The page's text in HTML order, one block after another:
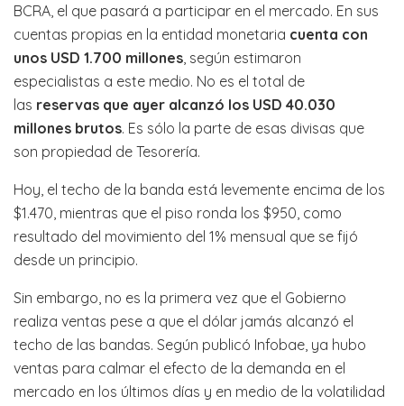
BCRA, el que pasará a participar en el mercado. En sus
cuentas propias en la entidad monetaria cuenta con
unos USD 1.700 millones , según estimaron
especialistas a este medio. No es el total de
las reservas que ayer alcanzó los USD 40.030
millones brutos. Es sólo la parte de esas divisas que
son propiedad de Tesorería.
Hoy, el techo de la banda está levemente encima de los
$1.470, mientras que el piso ronda los $950, como
resultado del movimiento del 1% mensual que se fijó
desde un principio.
Sin embargo, no es la primera vez que el Gobierno
realiza ventas pese a que el dólar jamás alcanzó el
techo de las bandas. Según publicó Infobae, ya hubo
ventas para calmar el efecto de la demanda en el
mercado en los últimos días y en medio de la volatilidad